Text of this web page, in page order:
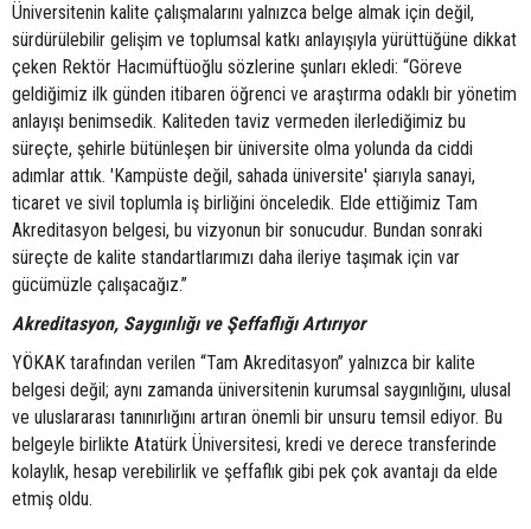
Üniversitenin kalite çalışmalarını yalnızca belge almak için değil,
sürdürülebilir gelişim ve toplumsal katkı anlayışıyla yürüttüğüne dikkat
çeken Rektör Hacımüftüoğlu sözlerine şunları ekledi: “Göreve
geldiğimiz ilk günden itibaren öğrenci ve araştırma odaklı bir yönetim
anlayışı benimsedik. Kaliteden taviz vermeden ilerlediğimiz bu
süreçte, şehirle bütünleşen bir üniversite olma yolunda da ciddi
adımlar attık. 'Kampüste değil, sahada üniversite' şiarıyla sanayi,
ticaret ve sivil toplumla iş birliğini önceledik. Elde ettiğimiz Tam
Akreditasyon belgesi, bu vizyonun bir sonucudur. Bundan sonraki
süreçte de kalite standartlarımızı daha ileriye taşımak için var
gücümüzle çalışacağız.”
Akreditasyon, Saygınlığı ve Şeffaflığı Artırıyor
YÖKAK tarafından verilen “Tam Akreditasyon” yalnızca bir kalite
belgesi değil; aynı zamanda üniversitenin kurumsal saygınlığını, ulusal
ve uluslararası tanınırlığını artıran önemli bir unsuru temsil ediyor. Bu
belgeyle birlikte Atatürk Üniversitesi, kredi ve derece transferinde
kolaylık, hesap verebilirlik ve şeffaflık gibi pek çok avantajı da elde
etmiş oldu.